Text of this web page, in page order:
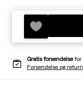
Gratis forsendelsefor
Forsendelse og